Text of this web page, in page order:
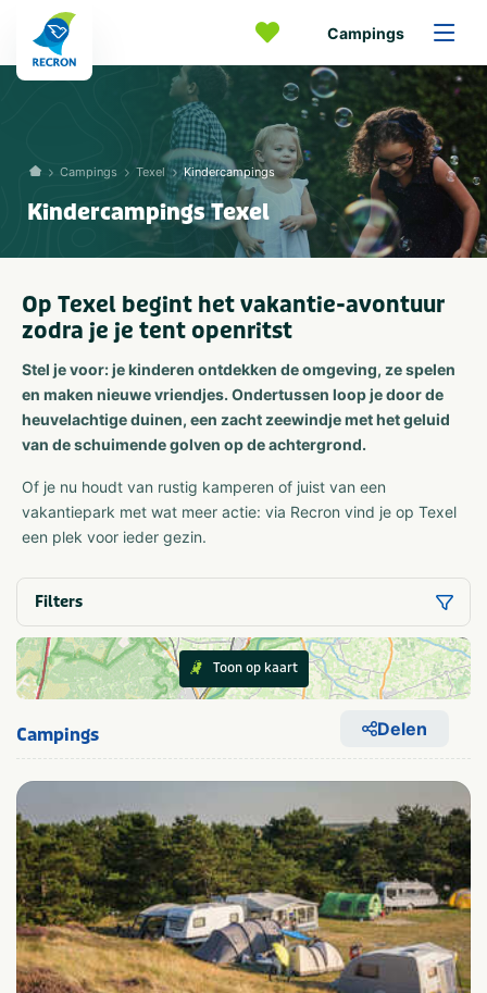
Campings
Campings Texel Kindercampings
Kindercampings Texel
Op Texel begint het vakantie-avontuur
zodra je je tent openritst
Stel je voor: je kinderen ontdekken de omgeving, ze spelen
en maken nieuwe vriendjes. Ondertussen loop je door de
heuvelachtige duinen, een zacht zeewindje met het geluid
van de schuimende golven op de achtergrond.
Of je nu houdt van rustig kamperen of juist van een
vakantiepark met wat meer actie: via Recron vind je op Texel
een plek voor ieder gezin.
Filters
Toon op kaart
Campings Delen